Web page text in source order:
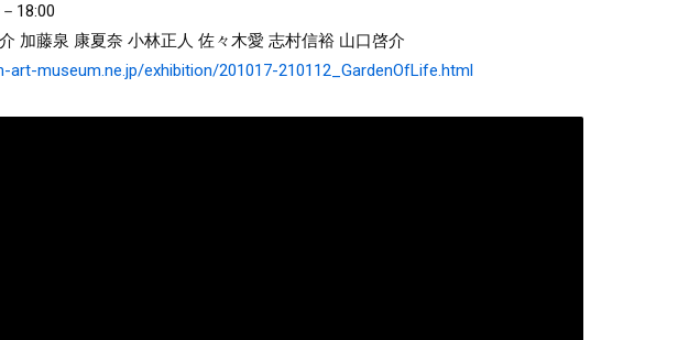
18:00
加藤泉 康夏奈 小林正人 佐々木愛 志村信裕 山口啓介
art-museum.ne.jp/exhibition/201017-210112_GardenOfLife.html